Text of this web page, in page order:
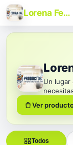
Lorena Ferreyra
Un
Ver
Todos